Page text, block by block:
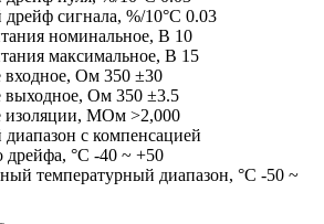
сигнала, %/10°C 0.03
номинальное, В 10
максимальное, В 15
входное, Ом 350 ±30
выходное, Ом 350 ±3.5
изоляции, МОм >2,000
с компенсацией
дрейфа, °C -40 ~ +50
температурный диапазон, °C -50 ~